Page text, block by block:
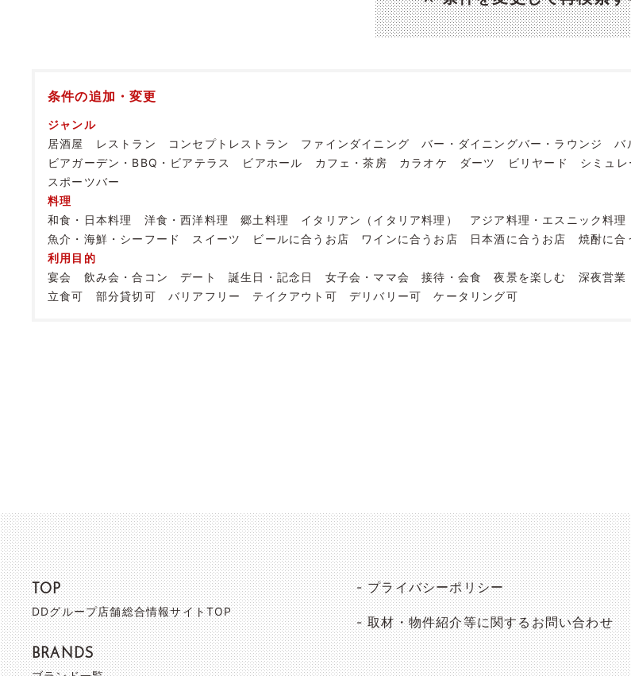
条件の追加・変更
ジャンル
居酒屋
レストラン コンセプトレストラン ファインダイニング バー・ダイニングバー・ラウンジ バ
ビアガーデン・BBQ・ビアテラス
ビアホール カフェ・茶房 カラオケ ダーツ ビリヤード シミュ
スポーツバー
料理
和食・日本料理
洋食・西洋料理 郷土料理 イタリアン（イタリア料理） アジア料理・エスニック料理
魚介・海鮮・シーフード
スイーツ ビールに合うお店 ワインに合うお店 日本酒に合うお店
焼酎に合
利用目的
宴会
飲み会・合コン デート 誕生日・記念日 女子会・ママ会 接待・会食 夜景を楽しむ 深夜営業
立食可
部分貸切可 バリアフリー テイクアウト可 デリバリー可 ケータリング可
TOP
DDグループ店舗総合情報サイトTOP
BRANDS
プライバシーポリシー
取材・物件紹介等に関するお問い合わせ